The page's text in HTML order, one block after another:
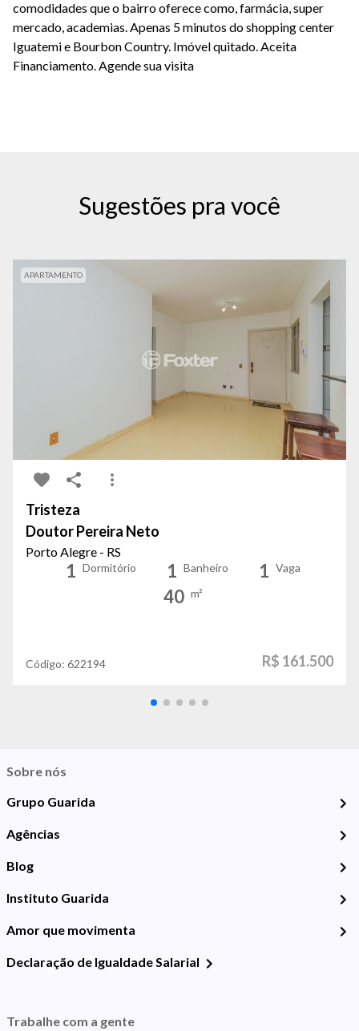
comodidades que o bairro oferece como, farmácia, super
mercado, academias. Apenas 5 minutos do shopping center
Iguatemi e Bourbon Country. Imóvel quitado. Aceita
Financiamento. Agende sua visita
Sugestões pra você
APARTAMENTO
Tristeza
Doutor Pereira Neto
Porto Alegre - RS
1 Dormitório 1 Banheiro 1 Vaga
40 m²
Código: 622194 R$ 161.500
Sobre nós
Grupo Guarida
Agências
Blog
Instituto Guarida
Amor que movimenta
Declaração de Igualdade Salarial
Trabalhe com a gente